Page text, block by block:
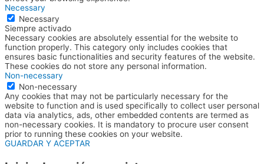
Necessary
Necessary
Siempre activado
Necessary cookies are absolutely essential for the website to
function properly. This category only includes cookies that
ensures basic functionalities and security features of the website.
These cookies do not store any personal information.
Non-necessary
Non-necessary
Any cookies that may not be particularly necessary for the
website to function and is used specifically to collect user personal
data via analytics, ads, other embedded contents are termed as
non-necessary cookies. It is mandatory to procure user consent
prior to running these cookies on your website.
GUARDAR Y ACEPTAR